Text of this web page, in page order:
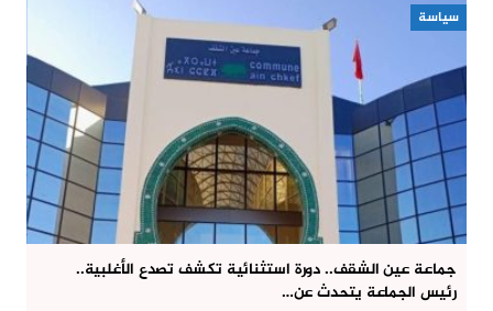
سياسة
جماعة عين الشقف.. دورة استثنائية تكشف تصدع الأغلبية..
رئيس الجماعة يتحدث عن…